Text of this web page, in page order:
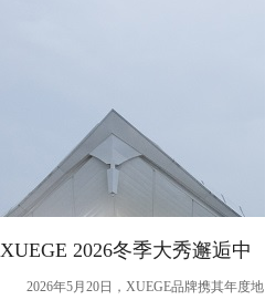
XUEGE 2026冬季大秀邂逅中
国·温州园博园
2026年5月20日，XUEGE品牌携其年度地